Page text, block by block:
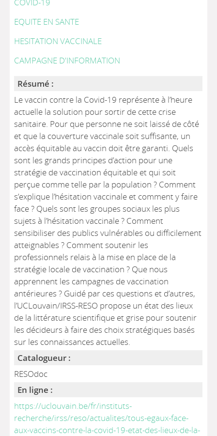
EQUITE EN SANTE
HESITATION VACCINALE
CAMPAGNE D'INFORMATION
Résumé :
Le vaccin contre la Covid-19 représente à l’heure
actuelle la solution pour sortir de cette crise
sanitaire. Pour que personne ne soit laissé de côté
et que la couverture vaccinale soit suffisante, un
accès équitable au vaccin doit être garanti. Quels
sont les grands principes d’action pour une
stratégie de vaccination équitable et qui soit
perçue comme telle par la population ? Comment
s’explique l’hésitation vaccinale et comment y faire
face ? Quels sont les groupes sociaux les plus
sujets à l’hésitation vaccinale ? Comment
sensibiliser des publics vulnérables ou difficilement
atteignables ? Comment soutenir les
professionnels relais à la mise en place de la
stratégie locale de vaccination ? Que nous
apprennent les campagnes de vaccination
antérieures ? Guidé par ces questions et d’autres,
l’UCLouvain/IRSS-RESO propose un état des lieux
de la littérature scientifique et grise pour soutenir
les décideurs à faire des choix stratégiques basés
sur les connaissances actuelles.
Catalogueur :
RESOdoc
En ligne :
https://uclouvain.be/fr/instituts-
recherche/irss/reso/actualites/tous-egaux-face-
aux-vaccins-contre-la-covid-19-etat-des-lieux-de-la-